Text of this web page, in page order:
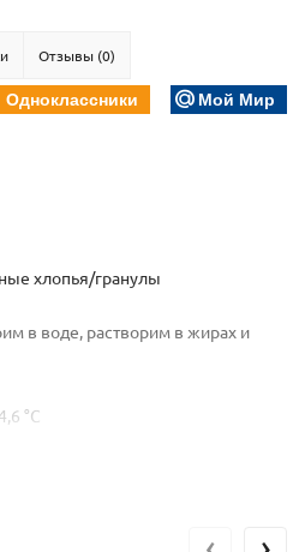
Отзывы (0)
Одноклассники Мой Мир
хлопья/гранулы
в воде, растворим в жирах и
°C